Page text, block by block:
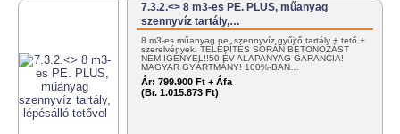
7.3.2.<> 8 m3-es PE. PLUS, műanyag
szennyvíz tartály,…
8 m3-es műanyag pe. szennyvíz gyűjtő tartály + tető +
szerelvények! TELEPÍTÉS SORÁN BETONOZÁST
NEM IGÉNYEL!!50 ÉV ALAPANYAG GARANCIA!
MAGYAR GYÁRTMÁNY! 100%-BAN…
Ár: 799.900 Ft + Áfa
(Br. 1.015.873 Ft)